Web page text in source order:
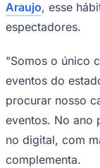
Corinthians
Araujo, esse
espectadores.
"Somos o único
eventos do
procurar nosso
eventos. No ano
no digital, com
complementa.